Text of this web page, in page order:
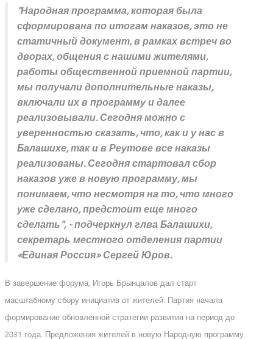
"Народная программа, которая была
сформирована по итогам наказов, это не
статичный документ, в рамках встреч во
дворах, общения с нашими жителями,
работы общественной приемной партии,
мы получали дополнительные наказы,
включали их в программу и далее
реализовывали. Сегодня можно с
уверенностью сказать, что, как и у нас в
Балашихе, так и в Реутове все наказы
реализованы. Сегодня стартовал сбор
наказов уже в новую программу, мы
понимаем, что несмотря на то, что много
уже сделано, предстоит еще много
сделать", - подчеркнул глва Балашихи,
секретарь местного отделения партии
«Единая Россия» Сергей Юров.
В завершение форума, Игорь Брынцалов дал старт
масштабному сбору инициатив от жителей. Партия начала
формирование обновлённой стратегии развития на период до
2031 года. Предложения жителей в новую Народную программу